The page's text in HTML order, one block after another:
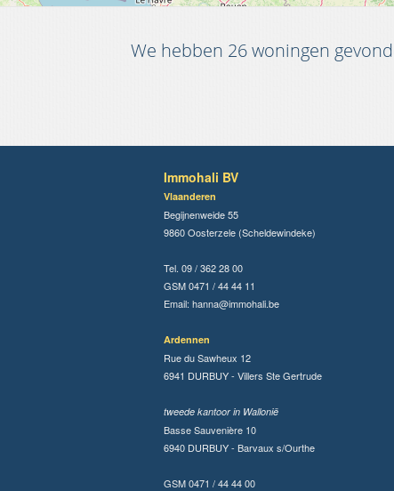
We hebben 26 woningen
Immohali BV
Vlaanderen
Begijnenweide 55
9860 Oosterzele (Scheldewindeke)
Tel. 09 / 362 28 00
GSM 0471 / 44 44 11
Email: hanna@immohali.be
Ardennen
Rue du Sawheux 12
6941 DURBUY - Villers Ste Gertrude
tweede kantoor in Wallonië
Basse Sauvenière 10
6940 DURBUY - Barvaux s/Ourthe
GSM 0471 / 44 44 00